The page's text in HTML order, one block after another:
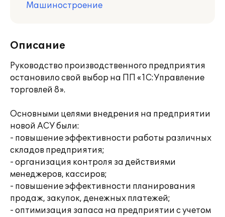
Машиностроение
Описание
Руководство производственного предприятия
остановило свой выбор на ПП «1С:Управление
торговлей 8».
Основными целями внедрения на предприятии
новой АСУ были:
- повышение эффективности работы различных
складов предприятия;
- организация контроля за действиями
менеджеров, кассиров;
- повышение эффективности планирования
продаж, закупок, денежных платежей;
- оптимизация запаса на предприятии с учетом